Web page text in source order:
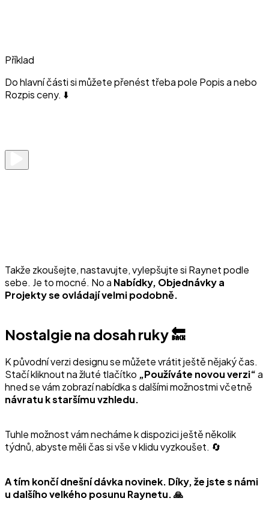
Příklad
Do hlavní části si můžete přenést třeba pole Popis a nebo
Rozpis ceny. ⬇️
Takže zkoušejte, nastavujte, vylepšujte si Raynet podle
sebe. Je to mocné. No a Nabídky, Objednávky a
Projekty se ovládají velmi podobně.
Nostalgie na dosah ruky 🔙
K původní verzi designu se můžete vrátit ještě nějaký čas.
Stačí kliknout na žluté tlačítko „Používáte novou verzi“a
hned se vám zobrazí nabídka s dalšími možnostmi včetně
návratu k staršímu vzhledu.
Tuhle možnost vám necháme k dispozici ještě několik
týdnů, abyste měli čas si vše v klidu vyzkoušet. 🔄
A tím končí dnešní dávka novinek. Díky, že jste s námi
u dalšího velkého posunu Raynetu. 🙏